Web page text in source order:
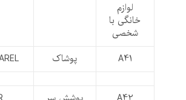
لوازم
خانگی با
شخصی
A41
پوشاک